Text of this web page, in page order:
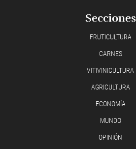
Secciones
FRUTICULTURA
CARNES
VITIVINICULTURA
AGRICULTURA
ECONOMÍA
MUNDO
OPINIÓN